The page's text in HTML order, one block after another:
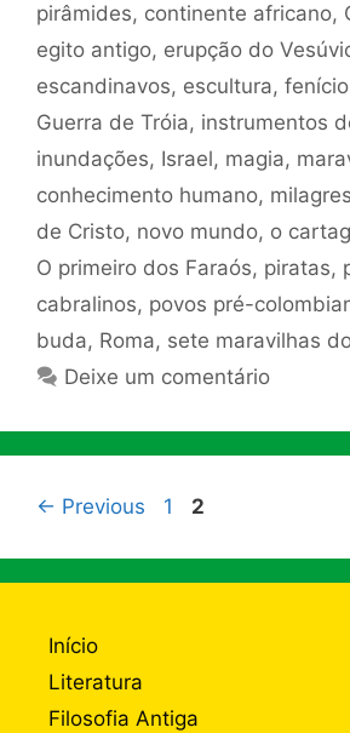
pirâmides, continente africano,
egito antigo, erupção do
escandinavos, escultura,
Guerra de Tróia, instrumentos
inundações, Israel, magia,
conhecimento humano, milagres
de Cristo, novo mundo, o
O primeiro dos Faraós, piratas,
cabralinos, povos pré-
buda, Roma, sete maravilhas
Deixe um comentário
← Previous Page
1 Page
2
Início
Literatura
Filosofia Antiga